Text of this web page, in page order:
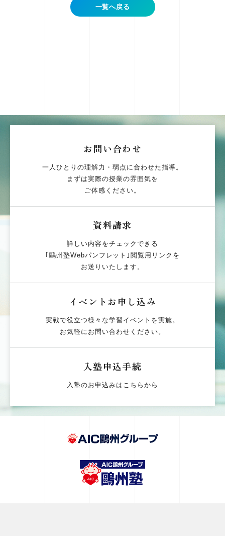
一覧へ戻る
お問い合わせ
一人ひとりの理解力・弱点に合わせた指導。
まずは実際の授業の雰囲気を
ご体感ください。
資料請求
詳しい内容をチェックできる
｢鷗州塾Webパンフレット｣閲覧用リンクを
お送りいたします。
イベントお申し込み
実戦で役立つ様々な学習イベントを実施。
お気軽にお問い合わせください。
入塾申込手続
入塾のお申込みはこちらから